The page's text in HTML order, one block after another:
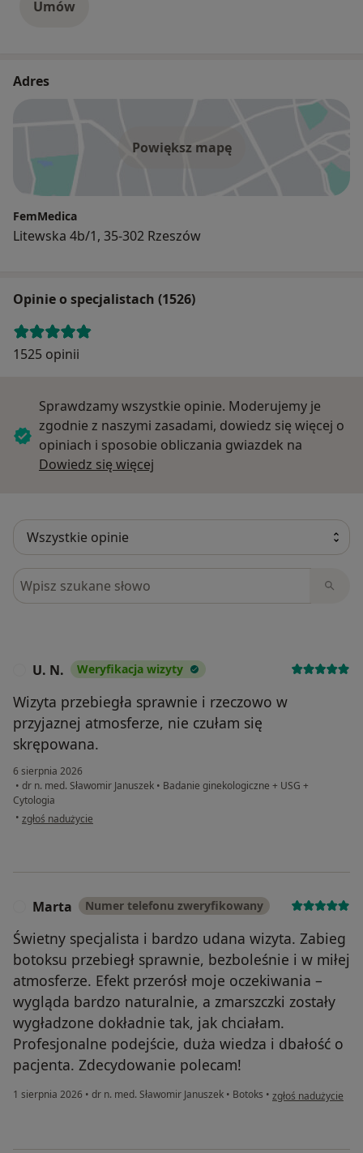
Umów
Adres
Powiększ mapę
FemMedica
Litewska 4b/1, 35-302 Rzeszów
Opinie o specjalistach (1526)
1525 opinii
Sprawdzamy wszystkie opinie. Moderujemy je
zgodnie z naszymi zasadami, dowiedz się więcej o
opiniach i sposobie obliczania gwiazdek na
Dowiedz się więcej
Szukaj w opiniach
U. N. Weryfikacja wizyty
Wizyta przebiegła sprawnie i rzeczowo w
przyjaznej atmosferze, nie czułam się
skrępowana.
6 sierpnia 2026
• dr n. med. Sławomir Januszek • Badanie ginekologiczne + USG +
Cytologia
• w opinii użytkownika U. N.
zgłoś nadużycie
Marta Numer telefonu zweryfikowany
Świetny specjalista i bardzo udana wizyta. Zabieg
botoksu przebiegł sprawnie, bezboleśnie i w miłej
atmosferze. Efekt przerósł moje oczekiwania –
wygląda bardzo naturalnie, a zmarszczki zostały
wygładzone dokładnie tak, jak chciałam.
Profesjonalne podejście, duża wiedza i dbałość o
pacjenta. Zdecydowanie polecam!
1 sierpnia 2026 • dr n. med. Sławomir Januszek • Botoks • w opinii
zgłoś nadużycie